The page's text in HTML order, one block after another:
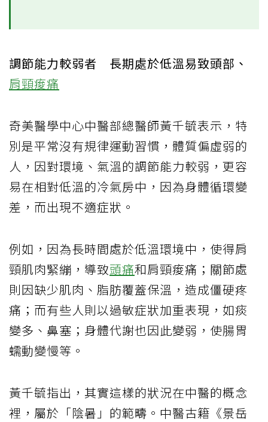
調節能力較弱者 長期處於低溫易致頭部、
肩頸痠痛
奇美醫學中心中醫部總醫師黃千毓表示，特
別是平常沒有規律運動習慣，體質偏虛弱的
人，因對環境、氣溫的調節能力較弱，更容
易在相對低溫的冷氣房中，因為身體循環變
差，而出現不適症狀。
例如，因為長時間處於低溫環境中，使得肩
頸肌肉緊繃，導致頭痛和肩頸痠痛；關節處
則因缺少肌肉、脂肪覆蓋保溫，造成僵硬疼
痛；而有些人則以過敏症狀加重表現，如痰
變多、鼻塞；身體代謝也因此變弱，使腸胃
蠕動變慢等。
黃千毓指出，其實這樣的狀況在中醫的概念
裡，屬於「陰暑」的範疇。中醫古籍《景岳